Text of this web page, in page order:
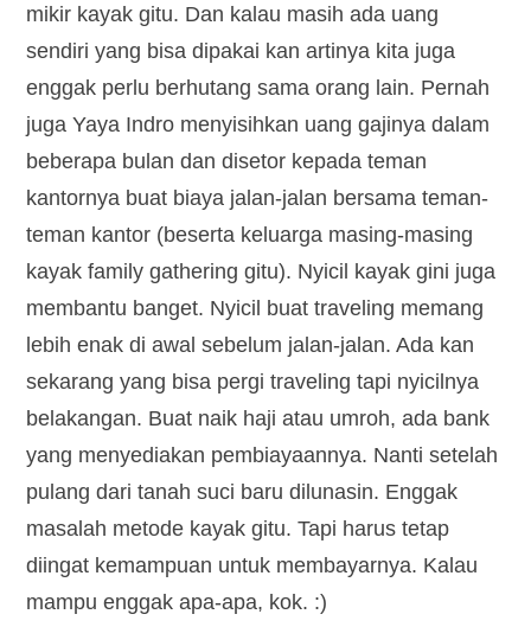
mikir kayak gitu. Dan kalau masih ada uang
sendiri yang bisa dipakai kan artinya kita juga
enggak perlu berhutang sama orang lain. Pernah
juga Yaya Indro menyisihkan uang gajinya dalam
beberapa bulan dan disetor kepada teman
kantornya buat biaya jalan-jalan bersama teman-
teman kantor (beserta keluarga masing-masing
kayak family gathering gitu). Nyicil kayak gini juga
membantu banget. Nyicil buat traveling memang
lebih enak di awal sebelum jalan-jalan. Ada kan
sekarang yang bisa pergi traveling tapi nyicilnya
belakangan. Buat naik haji atau umroh, ada bank
yang menyediakan pembiayaannya. Nanti setelah
pulang dari tanah suci baru dilunasin. Enggak
masalah metode kayak gitu. Tapi harus tetap
diingat kemampuan untuk membayarnya. Kalau
mampu enggak apa-apa, kok. :)